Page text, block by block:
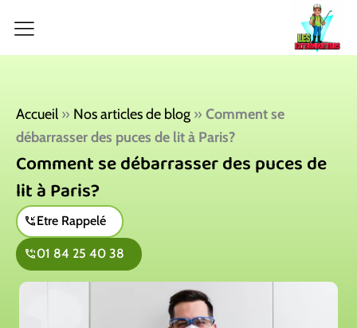
Accueil » Nos articles de blog » Comment se
débarrasser des puces de lit à Paris?
Comment se débarrasser des puces de
lit à Paris?
Etre Rappelé
01 84 25 40 38